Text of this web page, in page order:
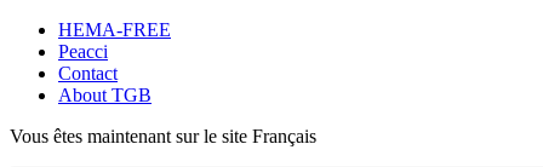
HEMA-FREE
Peacci
Contact
About TGB
Vous êtes maintenant sur le site Français